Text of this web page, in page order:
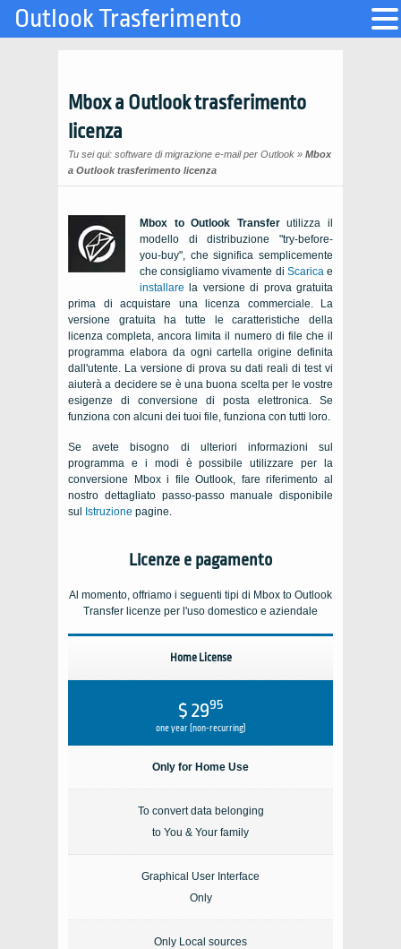
Mbox a Outlook trasferimento
licenza
Tu sei qui: software di migrazione e-mail per Outlook » Mbox
a Outlook trasferimento licenza
Mbox to Outlook Transferutilizza il
modello di distribuzione "try-before-
you-buy", che significa semplicemente
che consigliamo vivamente di Scaricae
installare la versione di prova gratuita
prima di acquistare una licenza commerciale. La
versione gratuita ha tutte le caratteristiche della
licenza completa, ancora limita il numero di file che il
programma elabora da ogni cartella origine definita
dall'utente. La versione di prova su dati reali di test vi
aiuterà a decidere se è una buona scelta per le vostre
esigenze di conversione di posta elettronica. Se
funziona con alcuni dei tuoi file, funziona con tutti loro.
Se avete bisogno di ulteriori informazioni sul
programma e i modi è possibile utilizzare per la
conversione
Mboxi fileOutlook, fare riferimento al
nostro dettagliato passo-passo manuale disponibile
sul
Istruzione pagine.
Licenze e pagamento
Al momento, offriamo i seguenti tipi di Mbox to Outlook
Transfer licenze per l'uso domestico e aziendale
Home License
$ 2995
one year (non-recurring)
Only for Home Use
To convert data belonging
to You & Your family
Graphical User Interface
Only
Only Local sources
Outlook Trasferimento